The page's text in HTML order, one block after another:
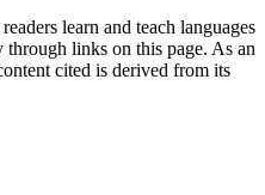
learn and teach languages
links on this page. As an
cited is derived from its